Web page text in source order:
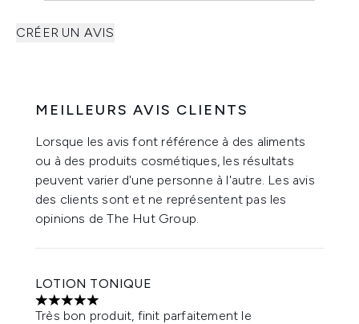
CRÉER UN AVIS
MEILLEURS AVIS CLIENTS
Lorsque les avis font référence à des aliments
ou à des produits cosmétiques, les résultats
peuvent varier d'une personne à l'autre. Les avis
des clients sont et ne représentent pas les
opinions de The Hut Group.
LOTION TONIQUE
5 étoiles sur un maximum de 5
Très bon produit, finit parfaitement le